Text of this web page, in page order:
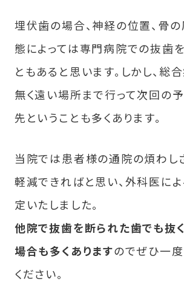
埋伏歯の場合、神経の位置、骨
態によっては専門病院での抜歯
ともあると思います。しかし、総
無く遠い場所まで行って次回の
先ということも多くあります。
当院では患者様の通院の煩わし
軽減できればと思い、外科医に
定いたしました。
他院で抜⻭を断られた⻭でも抜
場合も多くありますのでぜひ一
ください。